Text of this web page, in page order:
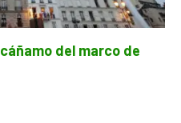
del marco de